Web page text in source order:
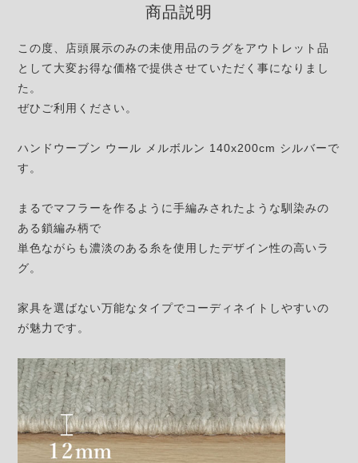
商品説明
この度、店頭展示のみの未使用品のラグをアウトレット品
として大変お得な価格で提供させていただく事になりまし
た。
ぜひご利用ください。
ハンドウーブン ウール メルボルン 140x200cm シルバーで
す。
まるでマフラーを作るように手編みされたような馴染みの
ある鎖編み柄で
単色ながらも濃淡のある糸を使用したデザイン性の高いラ
グ。
家具を選ばない万能なタイプでコーディネイトしやすいの
が魅力です。